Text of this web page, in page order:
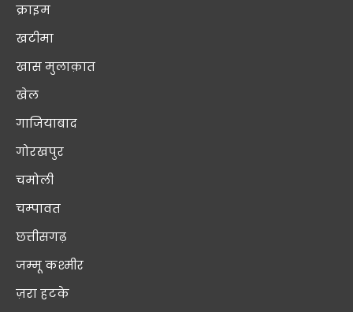
क्राइम
खटीमा
खास मुलाक़ात
खेल
गाजियाबाद
गोरखपुर
चमोली
चम्पावत
छत्तीसगढ़
जम्मू कश्मीर
ज़रा हटके